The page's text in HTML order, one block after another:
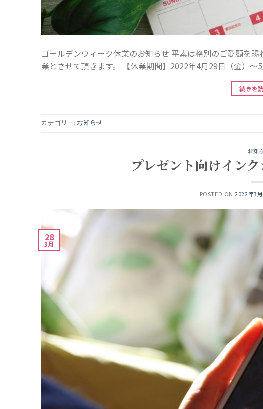
ゴールデンウィーク休業のお知らせ 平素は格別のご愛顧を
業とさせて頂きます。 【休業期間】2022年4月29日（金）
続きを
カテゴリー: お知らせ
お知
プレゼント向けイン
POSTED ON2022年3
28
3月